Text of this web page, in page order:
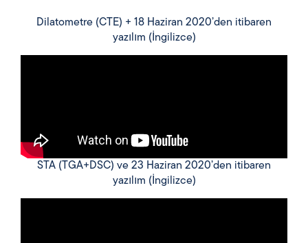
Dilatometre (CTE) + 18 Haziran 2020’den itibaren
yazılım (İngilizce)
STA (TGA+DSC) ve 23 Haziran 2020’den itibaren
yazılım (İngilizce)